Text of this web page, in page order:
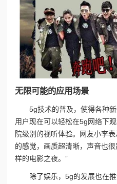
无限可能的应用场景
5g技术的普及，使得各种新
用户现在可以轻松在5g网络下
院级别的视听体验。网友小李
的感觉，画质超清晰，声音也
样的电影之夜。”
除了娱乐，5g的发展也在推